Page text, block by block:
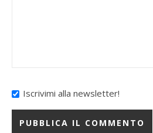
Iscrivimi alla newsletter!